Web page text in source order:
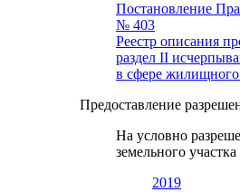
Постановление
№ 403
Реестр описания
раздел II
в сфере жилищного
Предоставление
На условно
земельного участка
2019